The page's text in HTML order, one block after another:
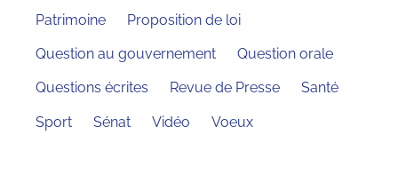
Patrimoine Proposition de loi
Question au gouvernement Question orale
Questions écrites Revue de Presse Santé
Sport Sénat Vidéo Voeux